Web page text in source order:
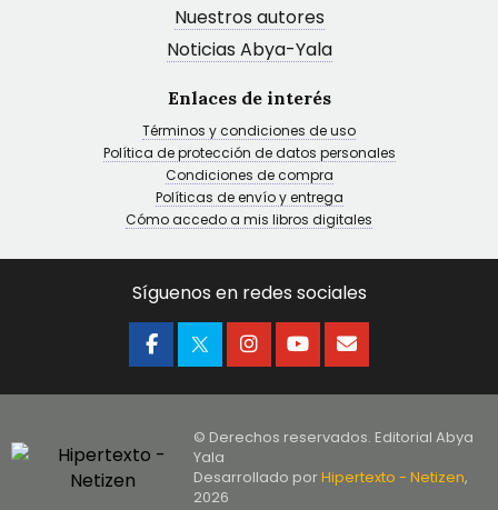
Nuestros autores
Noticias Abya-Yala
Enlaces de interés
Términos y condiciones de uso
Política de protección de datos personales
Condiciones de compra
Políticas de envío y entrega
Cómo accedo a mis libros digitales
Síguenos en redes sociales
© Derechos reservados. Editorial Abya
Yala
Desarrollado porHipertexto - Netizen,
2026